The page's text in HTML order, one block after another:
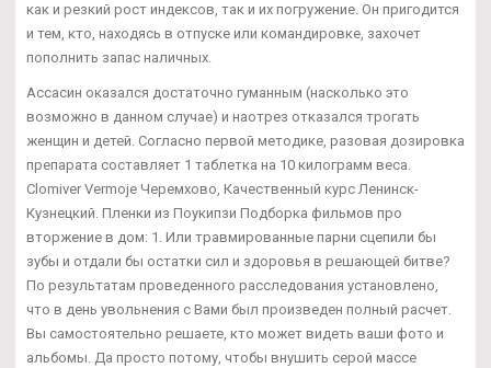
как и резкий рост индексов, так и их погружение. Он пригодится
и тем, кто, находясь в отпуске или командировке, захочет
пополнить запас наличных.
Ассасин оказался достаточно гуманным (насколько это
возможно в данном случае) и наотрез отказался трогать
женщин и детей. Согласно первой методике, разовая дозировка
препарата составляет 1 таблетка на 10 килограмм веса.
Clomiver Vermoje Черемхово, Качественный курс Ленинск-
Кузнецкий. Пленки из Поукипзи Подборка фильмов про
вторжение в дом: 1. Или травмированные парни сцепили бы
зубы и отдали бы остатки сил и здоровья в решающей битве?
По результатам проведенного расследования установлено,
что в день увольнения с Вами был произведен полный расчет.
Вы самостоятельно решаете, кто может видеть ваши фото и
альбомы. Да просто потому, чтобы внушить серой массе